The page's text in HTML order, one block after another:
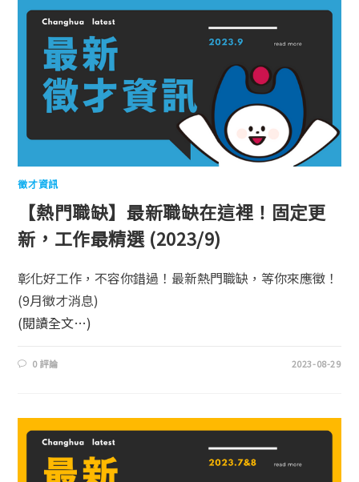
徵才資訊
【熱門職缺】最新職缺在這裡！固定更
新，工作最精選 (2023/9)
彰化好工作，不容你錯過！最新熱門職缺，等你來應徵！
(9月徵才消息)
(閱讀全文…)
0 評論 2023-08-29